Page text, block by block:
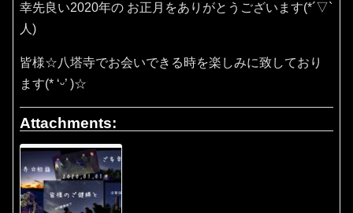
幸先良い2020年の お正月をありがとうございます(*´▽`
人)
皆様☆八塔寺でお会いできる時を楽しみに致しており
ます(* ‘ᵕ’ )☆
Attachments: